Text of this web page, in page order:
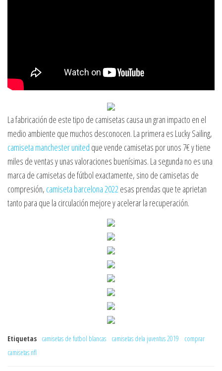
La fabricación de este tipo de camisetas causa un gran impacto en el
medio ambiente que muchos desconocen. La primera es Lucky Sailing,
camiseta manchester united que vende camisetas por unos 7€ y tiene
miles de ventas y unas valoraciones buenísimas. La segunda no es una
marca de camisetas de fútbol exactamente, sino de camisetas de
compresión, camiseta barcelona 2022esas prendas que te aprietan
tanto para que la circulación mejore y acelerar la recuperación.
Etiquetas camisetas de futbol blancas camisetas dela juventus 2019
comprar
camisetas nfl